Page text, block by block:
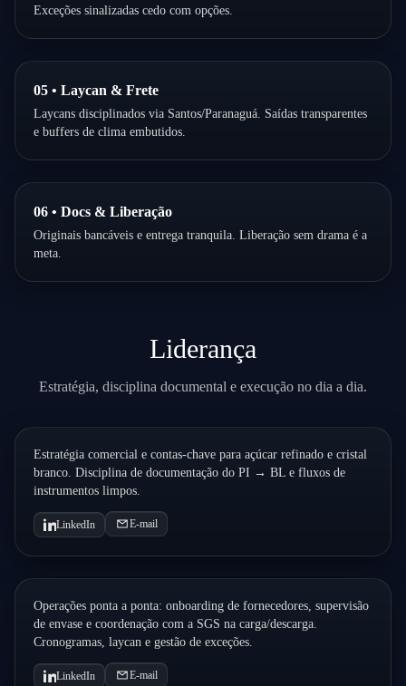
Exceções sinalizadas cedo com opções.
05 • Laycan & Frete
Laycans disciplinados via Santos/Paranaguá. Saídas transparentes
e buffers de clima embutidos.
06 • Docs & Liberação
Originais bancáveis e entrega tranquila. Liberação sem drama é a
meta.
Liderança
Estratégia, disciplina documental e execução no dia a dia.
Reginald Charles
Estratégia comercial e contas-chave para açúcar refinado e cristal
branco. Disciplina de documentação do PI → BL e fluxos de
instrumentos limpos.
LinkedIn E-mail
Marina Charles
Líder de Operações São Paulo, BR
Operações ponta a ponta: onboarding de fornecedores, supervisão
de envase e coordenação com a SGS na carga/descarga.
Cronogramas, laycan e gestão de exceções.
LinkedIn E-mail